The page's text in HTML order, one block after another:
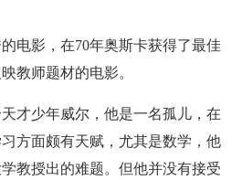
电影，在70年奥斯卡获得了最佳
教师题材的电影。
才少年威尔，他是一名孤儿，在
方面颇有天赋，尤其是数学，他
教授出的难题。但他并没有接受